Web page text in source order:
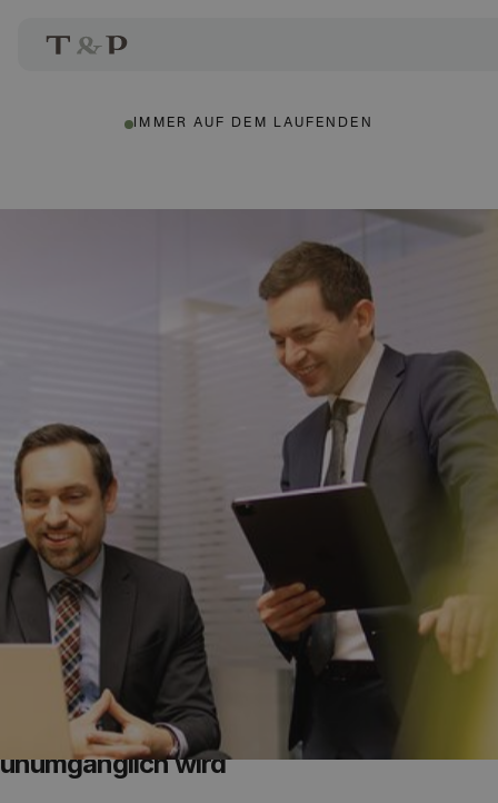
IMMER AUF DEM LAUFENDEN
Christoph Treml
Wann der Gang zum Anwalt in Cham
unumgänglich wird